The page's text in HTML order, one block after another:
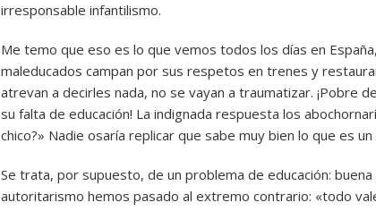
irresponsable infantilismo.
Me temo que eso es lo que vemos todos los días en
maleducados campan por sus respetos en trenes y
atrevan a decirles nada, no se vayan a traumatizar. ¡Pobre
su falta de educación! La indignada respuesta los
chico?» Nadie osaría replicar que sabe muy bien lo que es
Se trata, por supuesto, de un problema de educación:
autoritarismo hemos pasado al extremo contrario: «todo